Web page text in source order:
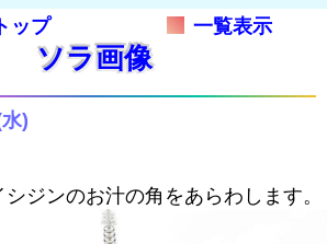
ップ 一覧表示
ソラ画像
)
ジンのお汁の角をあらわします。